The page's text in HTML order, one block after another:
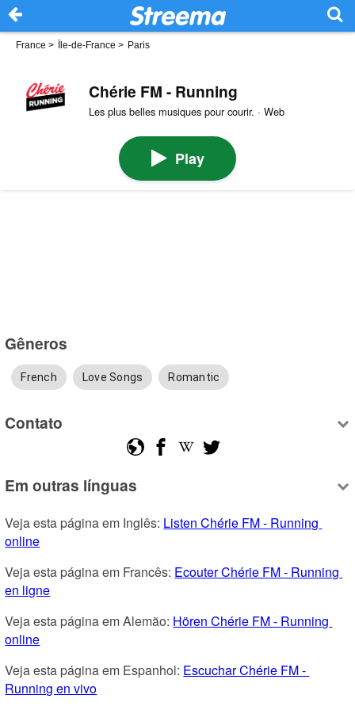
France > Île-de-France > Paris
Chérie FM - Running
Les plus belles musiques pour courir. · Web
Play
Gêneros
French Love Songs Romantic
Contato
Em outras línguas
Veja esta página em Inglês: Listen Chérie FM - Running
online
Veja esta página em Francês: Ecouter Chérie FM - Running
en ligne
Veja esta página em Alemão: Hören Chérie FM - Running
online
Veja esta página em Espanhol: Escuchar Chérie FM -
Running en vivo